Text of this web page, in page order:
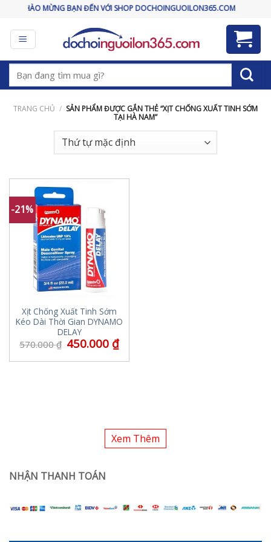
content
CHÀO MỪNG BẠN ĐẾN VỚI SHOP DOCHOINGUOILON365.COM
Tìm
kiếm:
TRANG CHỦ / SẢN PHẨM ĐƯỢC GẮN THẺ “XỊT CHỐNG XUẤT TINH SỚM
TẠI HÀ NAM”
-21%
Xịt Chống Xuất Tinh Sớm
Kéo Dài Thời Gian DYNAMO
DELAY
570.000₫ 450.000 ₫
Xem Thêm
NHẬN THANH TOÁN